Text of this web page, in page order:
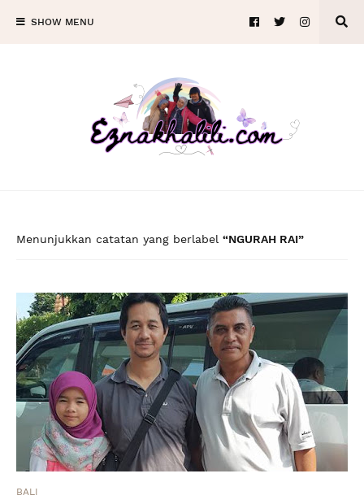
SHOW MENU
Menunjukkan catatan yang berlabel NGURAH RAI
BALI